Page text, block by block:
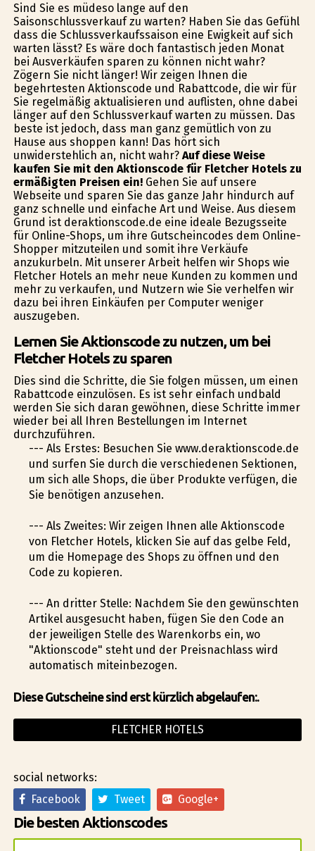
Sind Sie es müdeso lange auf den
Saisonschlussverkauf zu warten? Haben Sie das Gefühl
dass die Schlussverkaufssaison eine Ewigkeit auf sich
warten lässt? Es wäre doch fantastisch jeden Monat
bei Ausverkäufen sparen zu können nicht wahr?
Zögern Sie nicht länger! Wir zeigen Ihnen die
begehrtesten Aktionscode und Rabattcode, die wir für
Sie regelmäßig aktualisieren und auflisten, ohne dabei
länger auf den Schlussverkauf warten zu müssen. Das
beste ist jedoch, dass man ganz gemütlich von zu
Hause aus shoppen kann! Das hört sich
unwiderstehlich an, nicht wahr? Auf diese Weise
kaufen Sie mit den Aktionscode für Fletcher Hotels zu
ermäßigten Preisen ein!Gehen Sie auf unsere
Webseite und sparen Sie das ganze Jahr hindurch auf
ganz schnelle und einfache Art und Weise. Aus diesem
Grund ist deraktionscode.de eine ideale Bezugsseite
für Online-Shops, um ihre Gutscheincodes dem Online-
Shopper mitzuteilen und somit ihre Verkäufe
anzukurbeln. Mit unserer Arbeit helfen wir Shops wie
Fletcher Hotels an mehr neue Kunden zu kommen und
mehr zu verkaufen, und Nutzern wie Sie verhelfen wir
dazu bei ihren Einkäufen per Computer weniger
auszugeben.
Lernen Sie Aktionscode zu nutzen, um bei
Fletcher Hotels zu sparen
Dies sind die Schritte, die Sie folgen müssen, um einen
Rabattcode einzulösen. Es ist sehr einfach undbald
werden Sie sich daran gewöhnen, diese Schritte immer
wieder bei all Ihren Bestellungen im Internet
durchzuführen.
--- Als Erstes: Besuchen Sie www.deraktionscode.de
und surfen Sie durch die verschiedenen Sektionen,
um sich alle Shops, die über Produkte verfügen, die
Sie benötigen anzusehen.
--- Als Zweites: Wir zeigen Ihnen alle Aktionscode
von Fletcher Hotels, klicken Sie auf das gelbe Feld,
um die Homepage des Shops zu öffnen und den
Code zu kopieren.
--- An dritter Stelle: Nachdem Sie den gewünschten
Artikel ausgesucht haben, fügen Sie den Code an
der jeweiligen Stelle des Warenkorbs ein, wo
"Aktionscode" steht und der Preisnachlass wird
automatisch miteinbezogen.
Diese Gutscheine sind erst kürzlich abgelaufen:.
FLETCHER HOTELS
social networks:
Facebook
Tweet Google+
Die besten Aktionscodes